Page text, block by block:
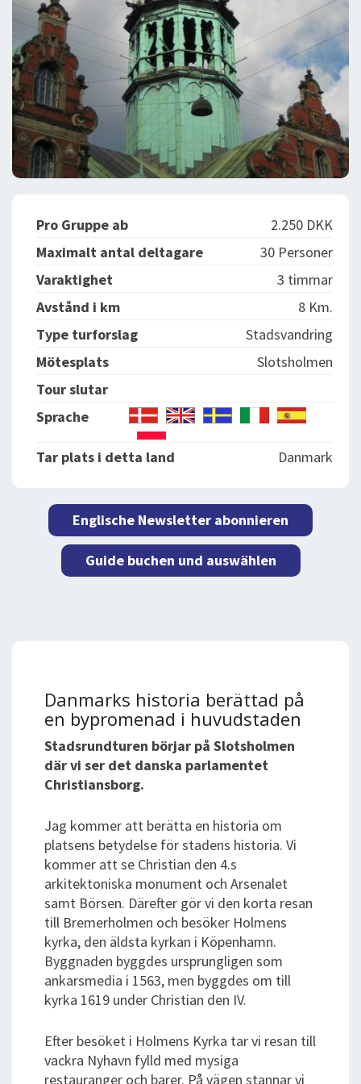
Pro Gruppe ab
2.250 DKK
Maximalt antal deltagare
30 Personer
Varaktighet
3 timmar
Avstånd i km
8 Km.
Type turforslag
Stadsvandring
Mötesplats
Slotsholmen
Tour slutar
Sprache
Tar plats i detta land Danmark
Englische Newsletter abonnieren
Guide buchen und auswählen
Danmarks historia berättad på
en bypromenad i huvudstaden
Stadsrundturen börjar på Slotsholmen
där vi ser det danska parlamentet
Christiansborg.
Jag kommer att berätta en historia om
platsens betydelse för stadens historia. Vi
kommer att se Christian den 4.s
arkitektoniska monument och Arsenalet
samt Börsen. Därefter gör vi den korta resan
till Bremerholmen och besöker Holmens
kyrka, den äldsta kyrkan i Köpenhamn.
Byggnaden byggdes ursprungligen som
ankarsmedia i 1563, men byggdes om till
kyrka 1619 under Christian den IV.
Efter besöket i Holmens Kyrka tar vi resan till
vackra Nyhavn fylld med mysiga
restauranger och barer. På vägen stannar vi